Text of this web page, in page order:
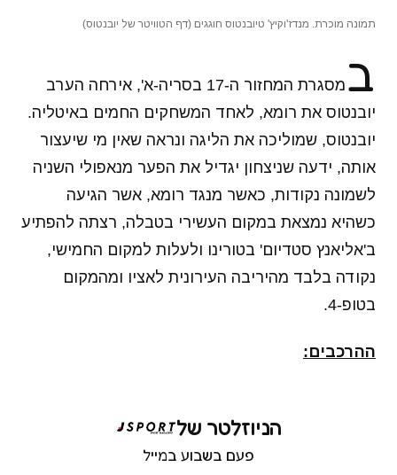
תמונה מוכרת. מנדז'וקיץ' טיובנטוס חוגגים (דף הטוויטר של יובנטוס)
ב
מסגרת המחזור ה-17 בסריה-א', אירחה הערב
יובנטוס את רומא, לאחד המשחקים החמים באיטליה.
יובנטוס, שמוליכה את הליגה ונראה שאין מי שיעצור
אותה, ידעה שניצחון יגדיל את הפער מנאפולי השניה
לשמונה נקודות, כאשר מנגד רומא, אשר הגיעה
כשהיא נמצאת במקום העשירי בטבלה, רצתה להפתיע
ב'אליאנץ סטדיום' בטורינו ולעלות למקום החמישי,
נקודה בלבד מהיריבה העירונית לאציו ומהמקום
בטופ-4.
ההרכבים:
הניוזלטר של
פעם בשבוע במייל